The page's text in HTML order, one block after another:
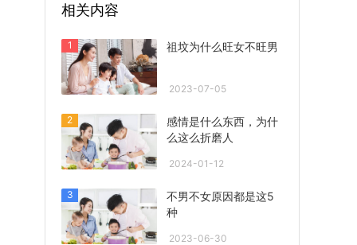
相关内容
1 祖坟为什么旺女不旺男
2023-07-05
2
感情是什么东西，为什
么这么折磨人
2024-01-12
3
不男不女原因都是这5
种
2023-06-30